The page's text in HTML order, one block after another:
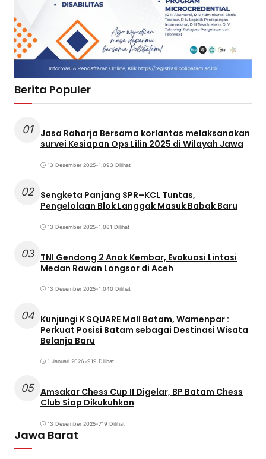
Berita Populer
01
Jasa Raharja Bersama korlantas melaksanakan
survei Kesiapan Ops Lilin 2025 di Wilayah Jawa
13 Desember 2025•1.093 Dilihat
02 Sengketa Panjang SPR–KCL Tuntas,
Pengelolaan Blok Langgak Masuk Babak Baru
13 Desember 2025•1.081 Dilihat
03 TNI Gendong 2 Anak Kembar, Evakuasi Lintasi
Medan Rawan Longsor di Aceh
13 Desember 2025•1.040 Dilihat
04 Kunjungi K SQUARE Mall Batam, Wamenpar :
Perkuat Posisi Batam sebagai Destinasi Wisata
Belanja Baru
1 Januari 2026•919 Dilihat
05 Amsakar Chess Cup II Digelar, BP Batam Chess
Club Siap Dikukuhkan
13 Desember 2025•719 Dilihat
Jawa Barat